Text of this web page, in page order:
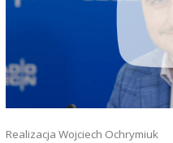
Realizacja Wojciech Ochrymiuk